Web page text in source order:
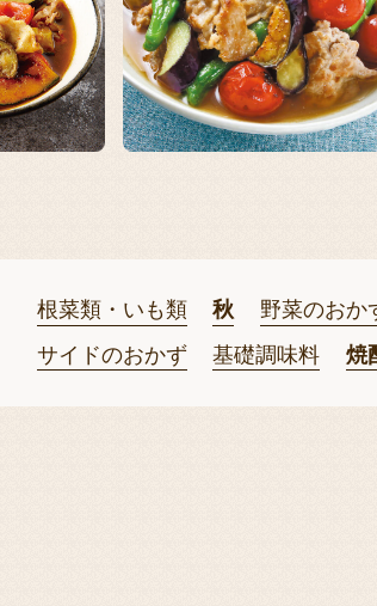
根菜類・いも類 秋 野菜のおか
サイドのおかず
基礎調味料 焼